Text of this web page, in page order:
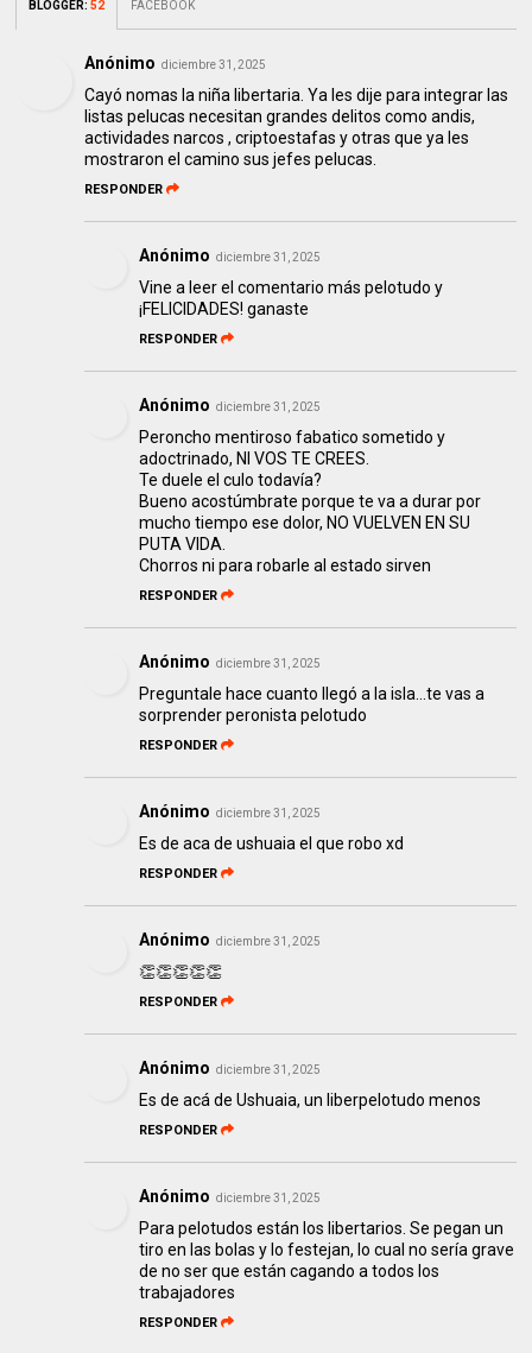
BLOGGER:52 FACEBOOK
Anónimo diciembre 31, 2025
Cayó nomas la niña libertaria. Ya les dije para integrar las
listas pelucas necesitan grandes delitos como andis,
actividades narcos , criptoestafas y otras que ya les
mostraron el camino sus jefes pelucas.
RESPONDER
Anónimo diciembre 31, 2025
Vine a leer el comentario más pelotudo y
¡FELICIDADES! ganaste
RESPONDER
Anónimo diciembre 31, 2025
Peroncho mentiroso fabatico sometido y
adoctrinado, NI VOS TE CREES.
Te duele el culo todavía?
Bueno acostúmbrate porque te va a durar por
mucho tiempo ese dolor, NO VUELVEN EN SU
PUTA VIDA.
Chorros ni para robarle al estado sirven
RESPONDER
Anónimo diciembre 31, 2025
Preguntale hace cuanto llegó a la isla...te vas a
sorprender peronista pelotudo
RESPONDER
Anónimo diciembre 31, 2025
Es de aca de ushuaia el que robo xd
RESPONDER
Anónimo diciembre 31, 2025
👏👏👏👏👏
RESPONDER
Anónimo diciembre 31, 2025
Es de acá de Ushuaia, un liberpelotudo menos
RESPONDER
Anónimo diciembre 31, 2025
Para pelotudos están los libertarios. Se pegan un
tiro en las bolas y lo festejan, lo cual no sería grave
de no ser que están cagando a todos los
trabajadores
RESPONDER